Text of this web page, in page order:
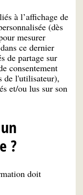
à l’affichage de
(dès
mesurer
ce dernier
de partage sur
consentement
de l'utilisateur),
et/ou lus sur son
?
doit